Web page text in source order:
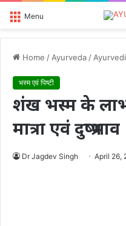
Menu
Home / Ayurveda /
भस्म एवं पिष्टी
शंख भस्म के
मात्रा एवं दुष्प्रभाव
Dr Jagdev Singh April 26,